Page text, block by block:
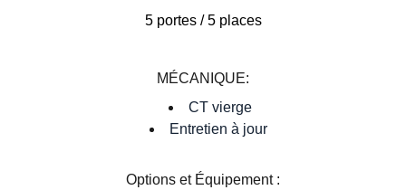
5 portes / 5 places
MÉCANIQUE:
CT vierge
Entretien à jour
Options et Équipement :